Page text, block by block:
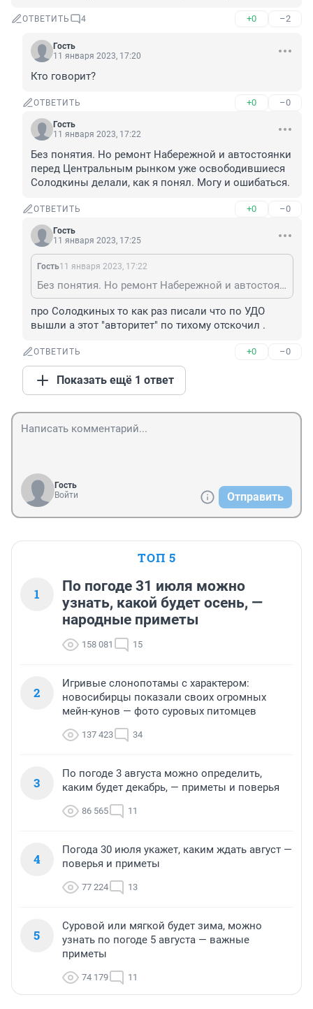
ОТВЕТИТЬ 4 +0 –2
Гость
11 января 2023, 17:20
Кто говорит?
ОТВЕТИТЬ +0 –0
Гость
11 января 2023, 17:22
Без понятия. Но ремонт Набережной и автостоянки
перед Центральным рынком уже освободившиеся
Солодкины делали, как я понял. Могу и ошибаться.
ОТВЕТИТЬ +0 –0
Гость
11 января 2023, 17:25
Гость11 января 2023, 17:22
Без понятия. Но ремонт Набережной и автостоянки перед Центральным рынком уже освободившиеся Солодкины делали, как я понял. Могу и ошибаться.
про Солодкиных то как раз писали что по УДО
вышли а этот "авторитет" по тихому отскочил .
ОТВЕТИТЬ +0 –0
Показать ещё 1 ответ
Гость
Войти
Отправить
ТОП 5
1
По погоде 31 июля можно
узнать, какой будет осень, —
народные приметы
158 081 15
2
Игривые слонопотамы с характером:
новосибирцы показали своих огромных
мейн-кунов — фото суровых питомцев
137 423 34
3
По погоде 3 августа можно определить,
каким будет декабрь, — приметы и поверья
86 565 11
4
Погода 30 июля укажет, каким ждать август —
поверья и приметы
77 224 13
5
Суровой или мягкой будет зима, можно
узнать по погоде 5 августа — важные
приметы
74 179 11